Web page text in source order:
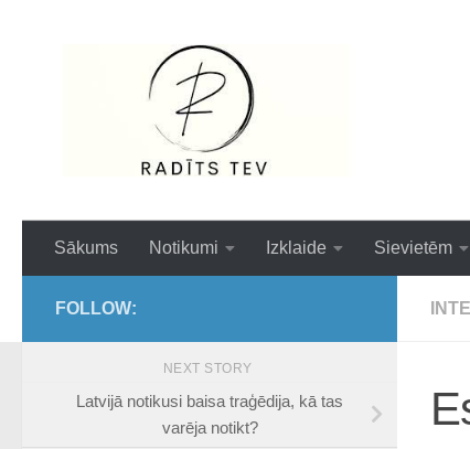
Sākums Notikumi Izklaide Sievietēm
FOLLOW:
NEXT STORY
Latvijā notikusi baisa traģēdija, kā tas
varēja notikt?